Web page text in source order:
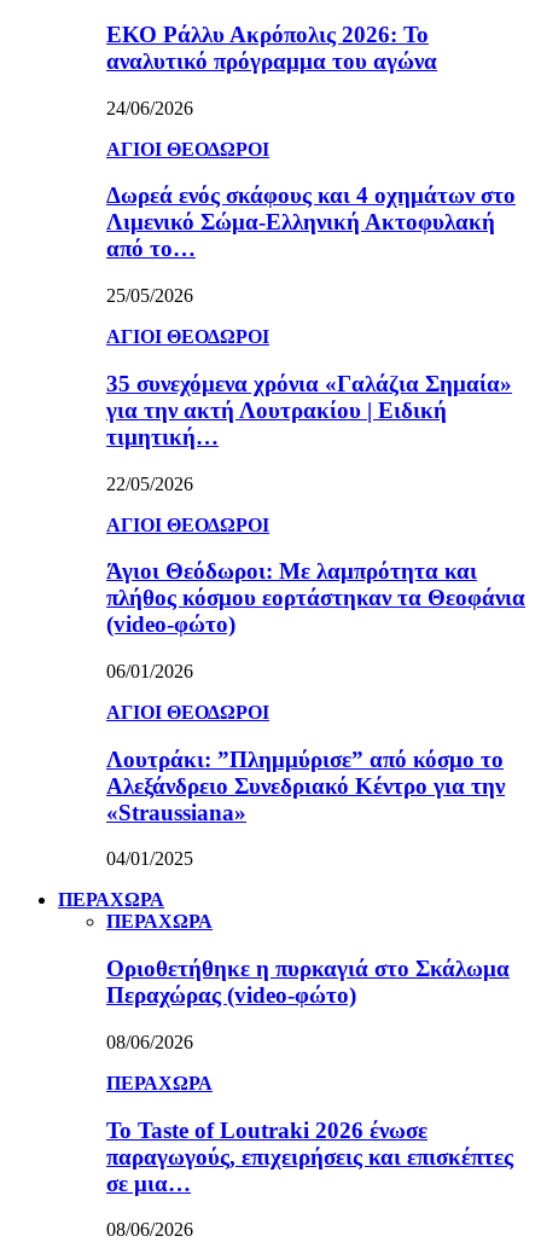
ΕΚΟ Ράλλυ Ακρόπολις 2026: Το
αναλυτικό πρόγραμμα του αγώνα
24/06/2026
ΑΓΙΟΙ ΘΕΟΔΩΡΟΙ
Δωρεά ενός σκάφους και 4 οχημάτων στο
Λιμενικό Σώμα-Ελληνική Ακτοφυλακή
από το…
25/05/2026
ΑΓΙΟΙ ΘΕΟΔΩΡΟΙ
35 συνεχόμενα χρόνια «Γαλάζια Σημαία»
για την ακτή Λουτρακίου | Ειδική
τιμητική…
22/05/2026
ΑΓΙΟΙ ΘΕΟΔΩΡΟΙ
Άγιοι Θεόδωροι: Με λαμπρότητα και
πλήθος κόσμου εορτάστηκαν τα Θεοφάνια
(video-φώτο)
06/01/2026
ΑΓΙΟΙ ΘΕΟΔΩΡΟΙ
Λουτράκι: ”Πλημμύρισε” από κόσμο το
Αλεξάνδρειο Συνεδριακό Κέντρο για την
«Straussiana»
04/01/2025
ΠΕΡΑΧΩΡΑ
ΠΕΡΑΧΩΡΑ
Οριοθετήθηκε η πυρκαγιά στο Σκάλωμα
Περαχώρας (video-φώτο)
08/06/2026
ΠΕΡΑΧΩΡΑ
Το Taste of Loutraki 2026 ένωσε
παραγωγούς, επιχειρήσεις και επισκέπτες
σε μια…
08/06/2026